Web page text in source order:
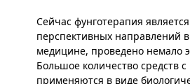
Сейчас фунготерапия
перспективных направлений
медицине, проведено немало
Большое количество средств
применяются в виде